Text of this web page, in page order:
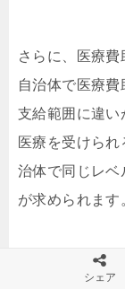
さらに、医療
自治体で医療
支給範囲に違い
医療を受けら
治体で同じレベ
が求められます
今後の展望と
シェア